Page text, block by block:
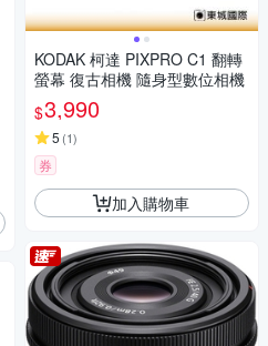
KODAK 柯達 PIXPRO C1 翻轉
螢幕 復古相機 隨身型數位相機
$3,990
5 (1)
券
加入購物車